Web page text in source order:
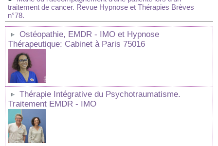
traitement de cancer. Revue Hypnose et Thérapies Brèves
n°78.
Ostéopathie, EMDR - IMO et Hypnose
Thérapeutique: Cabinet à Paris 75016
Thérapie Intégrative du Psychotraumatisme.
Traitement EMDR - IMO